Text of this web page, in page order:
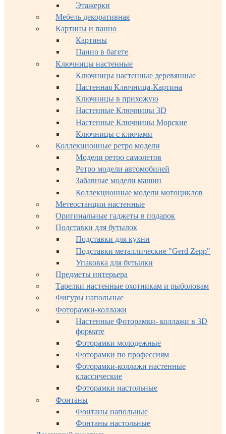
Этажерки
Мебель декоративная
Картины и панно
Картины
Панно в багете
Ключницы настенные
Ключницы настенные деревянные
Настенная Ключница-Картина
Ключницы в прихожую
Настенные Ключницы 3D
Настенные Ключницы Морские
Ключницы с ключами
Коллекционные ретро модели
Модели ретро самолетов
Ретро модели автомобилей
Забавные модели машин
Коллекционные модели мотоциклов
Метеостанции настенные
Оригинальные гаджеты в подарок
Подставки для бутылок
Подставки для кухни
Подставки металлические "Gerd Zepp"
Упаковка для бутылки
Предметы интерьера
Тарелки настенные охотникам и рыболовам
Фигуры напольные
Фоторамки-коллажи
Настенные Фоторамки- коллажи в 3D
формате
Фоторамки молодежные
Фоторамки по профессиям
Фоторамки-коллажи настенные
классические
Фоторамки настольные
Фонтаны
Фонтаны напольные
Фонтаны настольные